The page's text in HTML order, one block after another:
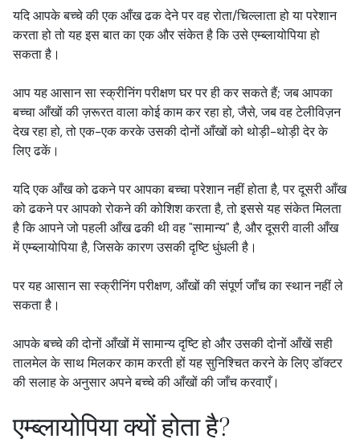
यदि आपके बच्चे की एक आँख ढक देने पर वह रोता/चिल्लाता हो या परेशान
करता हो तो यह इस बात का एक और संकेत है कि उसे एम्ब्लायोपिया हो
सकता है।
आप यह आसान सा स्क्रीनिंग परीक्षण घर पर ही कर सकते हैं; जब आपका
बच्चा आँखों की ज़रूरत वाला कोई काम कर रहा हो, जैसे, जब वह टेलीविज़न
देख रहा हो, तो एक-एक करके उसकी दोनों आँखों को थोड़ी-थोड़ी देर के
लिए ढकें।
यदि एक आँख को ढकने पर आपका बच्चा परेशान नहीं होता है, पर दूसरी आँख
को ढकने पर आपको रोकने की कोशिश करता है, तो इससे यह संकेत मिलता
है कि आपने जो पहली आँख ढकी थी वह "सामान्य" है, और दूसरी वाली आँख
में एम्ब्लायोपिया है, जिसके कारण उसकी दृष्टि धुंधली है।
पर यह आसान सा स्क्रीनिंग परीक्षण, आँखों की संपूर्ण जाँच का स्थान नहीं ले
सकता है।
आपके बच्चे की दोनों आँखों में सामान्य दृष्टि हो और उसकी दोनों आँखें सही
तालमेल के साथ मिलकर काम करती हों यह सुनिश्चित करने के लिए डॉक्टर
की सलाह के अनुसार अपने बच्चे की आँखों की जाँच करवाएँ।
एम्ब्लायोपिया क्यों होता है?